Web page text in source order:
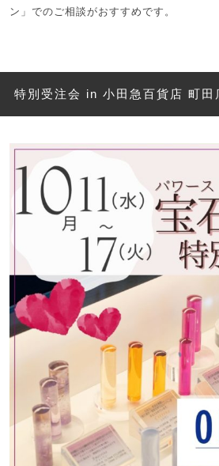
ン」でのご相談がおすすめです。
特別受注会 in 小田急百貨店 町田